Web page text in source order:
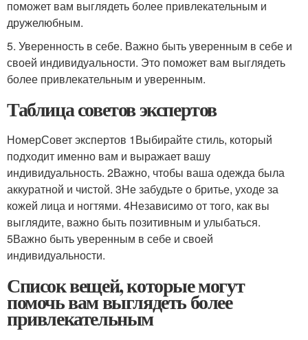
поможет вам выглядеть более привлекательным и
дружелюбным.
5. Уверенность в себе. Важно быть уверенным в себе и
своей индивидуальности. Это поможет вам выглядеть
более привлекательным и уверенным.
Таблица советов экспертов
НомерСовет экспертов 1Выбирайте стиль, который
подходит именно вам и выражает вашу
индивидуальность. 2Важно, чтобы ваша одежда была
аккуратной и чистой. 3Не забудьте о бритье, уходе за
кожей лица и ногтями. 4Независимо от того, как вы
выглядите, важно быть позитивным и улыбаться.
5Важно быть уверенным в себе и своей
индивидуальности.
Список вещей, которые могут
помочь вам выглядеть более
привлекательным